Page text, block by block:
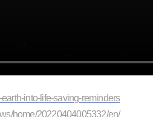
into-life-saving-reminders
home/20220404005332/en/